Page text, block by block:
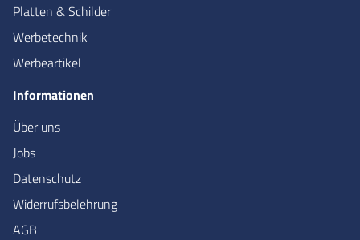
Platten & Schilder
Werbetechnik
Werbeartikel
Informationen
Über uns
Jobs
Datenschutz
Widerrufsbelehrung
AGB